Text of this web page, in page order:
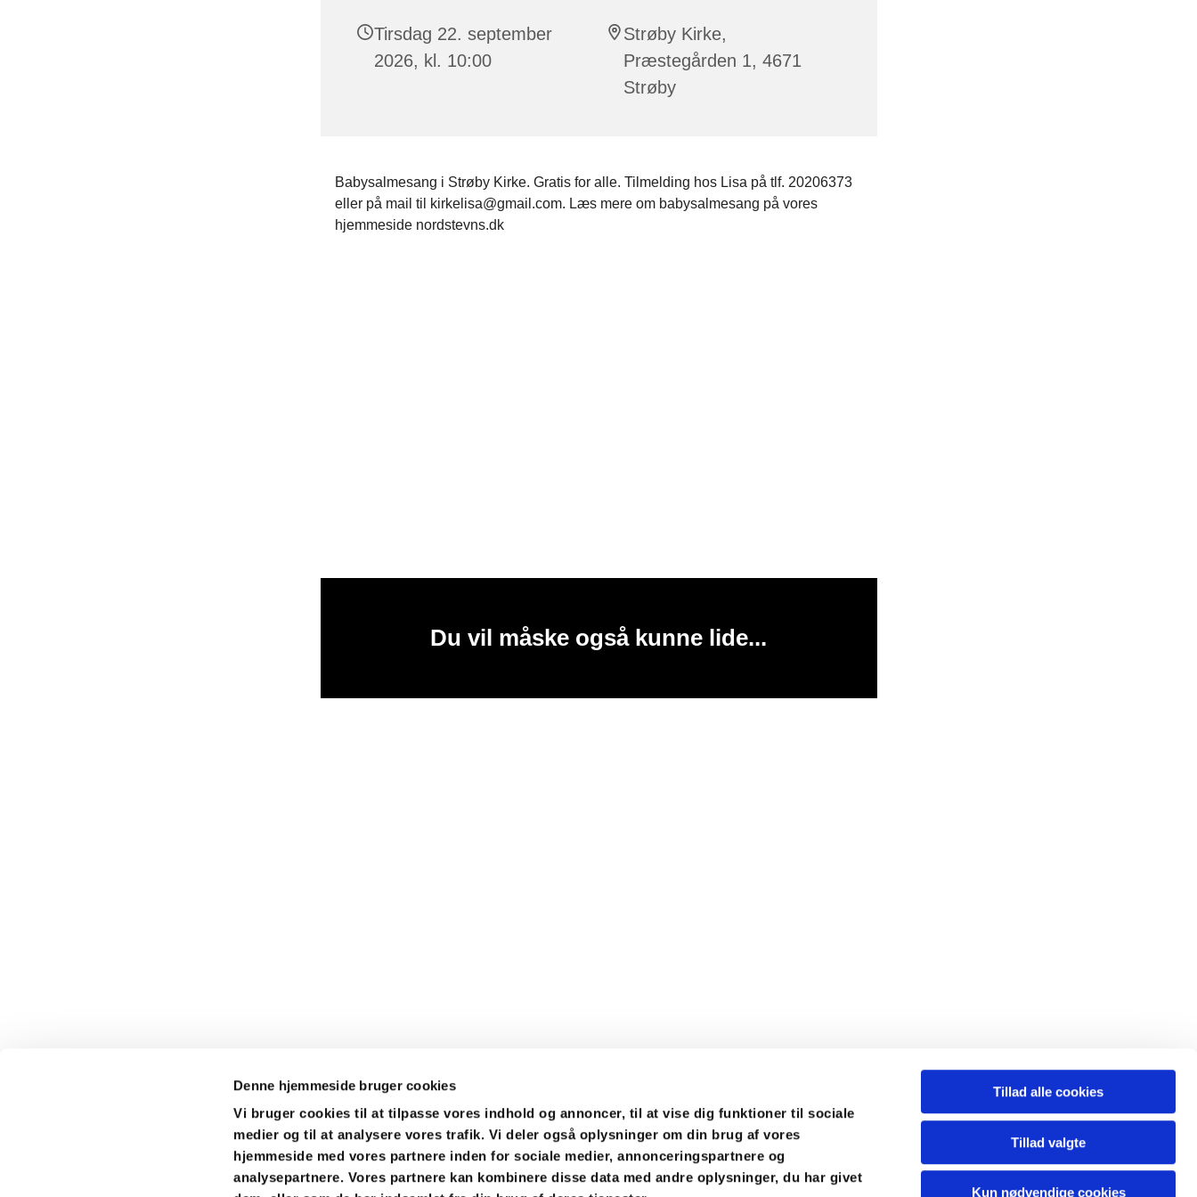
Denne hjemmeside bruger cookies
Vi bruger cookies til at tilpasse vores indhold og annoncer, til at vise dig funktioner til sociale
medier og til at analysere vores trafik. Vi deler også oplysninger om din brug af vores
hjemmeside med vores partnere inden for sociale medier, annonceringspartnere og
analysepartnere. Vores partnere kan kombinere disse data med andre oplysninger, du har givet
Tillad alle cookies
Tillad valgte
Kun nødvendige cookies
Tirsdag 22. september
2026, kl. 10:00
Strøby Kirke,
Præstegården 1, 4671
Strøby
Babysalmesang i Strøby Kirke. Gratis for alle. Tilmelding hos Lisa på tlf. 20206373
eller på mail til kirkelisa@gmail.com. Læs mere om babysalmesang på vores
hjemmeside nordstevns.dk
Du vil måske også kunne lide...
Nordstevns Pastorat · Præstegården 1 A, 4671 Strøby56577114 stroeby.sogn@km.dk
Kontakt
Tilgængelighedserklæring